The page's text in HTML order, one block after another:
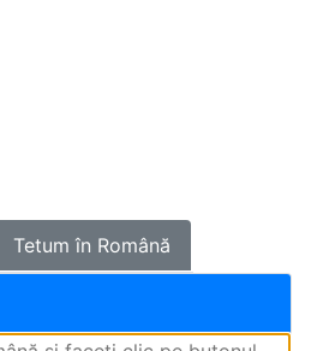
Tetum în Română